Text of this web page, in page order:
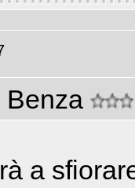
Benza
a